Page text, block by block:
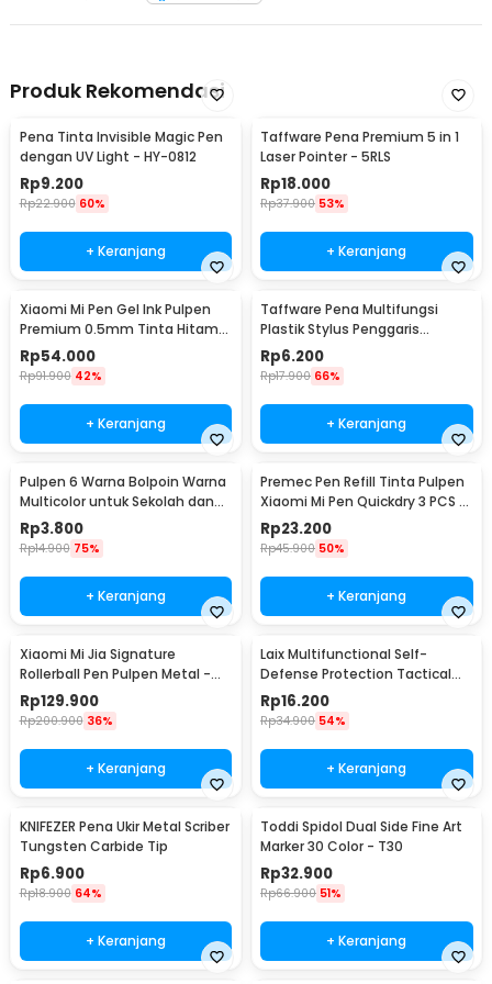
Produk Rekomendasi
Pena Tinta Invisible Magic Pen
dengan UV Light - HY-0812
Rp9.200
Rp22.900 60%
+ Keranjang
Taffware Pena Premium 5 in 1
Laser Pointer - 5RLS
Rp18.000
Rp37.900 53%
+ Keranjang
Xiaomi Mi Pen Gel Ink Pulpen
Premium 0.5mm Tinta Hitam
10 PCS - MJZXB01WC
Rp54.000
Rp91.900 42%
+ Keranjang
Taffware Pena Multifungsi
Plastik Stylus Penggaris
Waterpass Obeng - 9625
Rp6.200
Rp17.900 66%
+ Keranjang
Pulpen 6 Warna Bolpoin Warna
Multicolor untuk Sekolah dan
Kantor
Rp3.800
Rp14.900 75%
+ Keranjang
Premec Pen Refill Tinta Pulpen
Xiaomi Mi Pen Quickdry 3 PCS -
MJZXBX01XM
Rp23.200
Rp45.900 50%
+ Keranjang
Xiaomi Mi Jia Signature
Rollerball Pen Pulpen Metal -
MJJSQZB02XM (Original)
Rp129.900
Rp200.900 36%
+ Keranjang
Laix Multifunctional Self-
Defense Protection Tactical
Pen - B2
Rp16.200
Rp34.900 54%
+ Keranjang
KNIFEZER Pena Ukir Metal Scriber
Tungsten Carbide Tip
Rp6.900
Rp18.900 64%
+ Keranjang
Toddi Spidol Dual Side Fine Art
Marker 30 Color - T30
Rp32.900
Rp66.900 51%
+ Keranjang